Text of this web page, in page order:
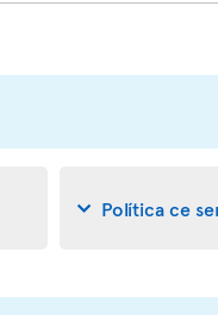
Política ce